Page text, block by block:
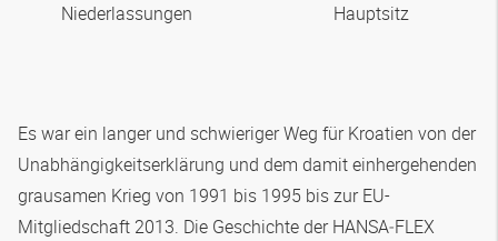
Niederlassungen
Hauptsitz
Es war ein langer und schwieriger Weg für Kroatien von der
Unabhängigkeitserklärung und dem damit einhergehenden
grausamen Krieg von 1991 bis 1995 bis zur EU-
Mitgliedschaft 2013. Die Geschichte derHANSA‑FLEX